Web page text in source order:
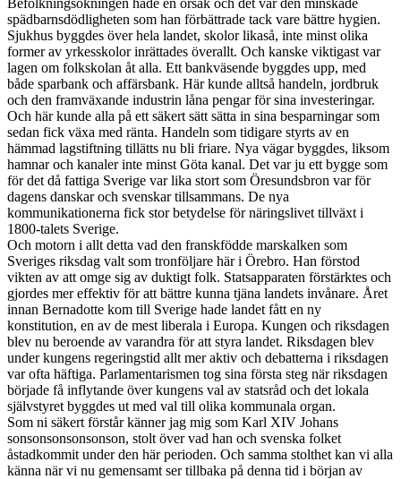
Befolkningsökningen hade en orsak och det var den minskade
spädbarnsdödligheten som han förbättrade tack vare bättre hygien.
Sjukhus byggdes över hela landet, skolor likaså, inte minst olika
former av yrkesskolor inrättades överallt. Och kanske viktigast var
lagen om folkskolan åt alla. Ett bankväsende byggdes upp, med
både sparbank och affärsbank. Här kunde alltså handeln, jordbruk
och den framväxande industrin låna pengar för sina investeringar.
Och här kunde alla på ett säkert sätt sätta in sina besparningar som
sedan fick växa med ränta. Handeln som tidigare styrts av en
hämmad lagstiftning tillätts nu bli friare. Nya vägar byggdes, liksom
hamnar och kanaler inte minst Göta kanal. Det var ju ett bygge som
för det då fattiga Sverige var lika stort som Öresundsbron var för
dagens danskar och svenskar tillsammans. De nya
kommunikationerna fick stor betydelse för näringslivet tillväxt i
1800-talets Sverige.
Och motorn i allt detta vad den franskfödde marskalken som
Sveriges riksdag valt som tronföljare här i Örebro. Han förstod
vikten av att omge sig av duktigt folk. Statsapparaten förstärktes och
gjordes mer effektiv för att bättre kunna tjäna landets invånare. Året
innan Bernadotte kom till Sverige hade landet fått en ny
konstitution, en av de mest liberala i Europa. Kungen och riksdagen
blev nu beroende av varandra för att styra landet. Riksdagen blev
under kungens regeringstid allt mer aktiv och debatterna i riksdagen
var ofta häftiga. Parlamentarismen tog sina första steg när riksdagen
började få inflytande över kungens val av statsråd och det lokala
självstyret byggdes ut med val till olika kommunala organ.
Som ni säkert förstår känner jag mig som Karl XIV Johans
sonsonsonsonsonson, stolt över vad han och svenska folket
åstadkommit under den här perioden. Och samma stolthet kan vi alla
känna när vi nu gemensamt ser tillbaka på denna tid i början av